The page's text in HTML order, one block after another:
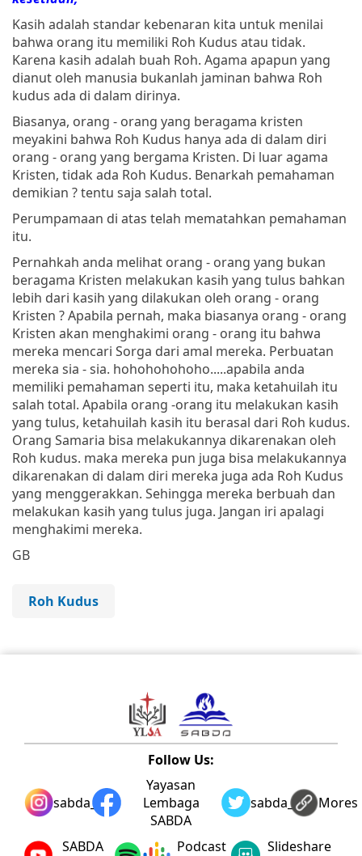
Kasih adalah standar kebenaran kita untuk menilai
bahwa orang itu memiliki Roh Kudus atau tidak.
Karena kasih adalah buah Roh. Agama apapun yang
dianut oleh manusia bukanlah jaminan bahwa Roh
kudus ada di dalam dirinya.
Biasanya, orang - orang yang beragama kristen
meyakini bahwa Roh Kudus hanya ada di dalam diri
orang - orang yang bergama Kristen. Di luar agama
Kristen, tidak ada Roh Kudus. Benarkah pemahaman
demikian ? tentu saja salah total.
Perumpamaan di atas telah mematahkan pemahaman
itu.
Pernahkah anda melihat orang - orang yang bukan
beragama Kristen melakukan kasih yang tulus bahkan
lebih dari kasih yang dilakukan oleh orang - orang
Kristen ? Apabila pernah, maka biasanya orang - orang
Kristen akan menghakimi orang - orang itu bahwa
mereka mencari Sorga dari amal mereka. Perbuatan
mereka sia - sia. hohohohohoho.....apabila anda
memiliki pemahaman seperti itu, maka ketahuilah itu
salah total. Apabila orang -orang itu melakukan kasih
yang tulus, ketahuilah kasih itu berasal dari Roh kudus.
Orang Samaria bisa melakukannya dikarenakan oleh
Roh kudus. maka mereka pun juga bisa melakukannya
dikarenakan di dalam diri mereka juga ada Roh Kudus
yang menggerakkan. Sehingga mereka berbuah dan
melakukan kasih yang tulus juga. Jangan iri apalagi
menghakimi mereka.
GB
Roh Kudus
Follow Us:
sabda_ylsa
Yayasan
Lembaga
SABDA
sabda_ylsaMores
SABDA
Podcast
Slideshare